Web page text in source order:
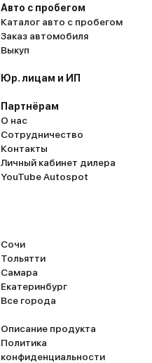
Авто с пробегом
Каталог авто с пробегом
Заказ автомобиля
Выкуп
Юр. лицам и ИП
Партнёрам
О нас
Сотрудничество
Контакты
Личный кабинет дилера
YouTube Autospot
Сочи
Тольятти
Самара
Екатеринбург
Все города
Описание продукта
Политика
конфиденциальности